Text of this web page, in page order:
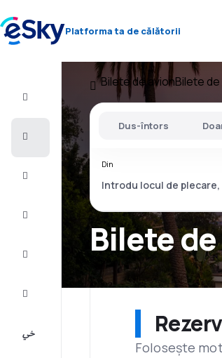
Platforma ta de călătorii
Zbor+Hotel
Vacanţe
Bilete de avionBilete de
Bilete
Dus-întors
Din
Folosește